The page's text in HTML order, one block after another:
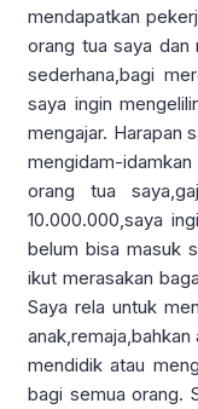
mendapatkan
orang tua saya dan
sederhana,bagi
saya ingin
mengajar. Harapan
mengidam-
orang tua
10.000.000,saya
belum bisa masuk
ikut merasakan
Saya rela untuk
mendidik atau
bagi semua orang.